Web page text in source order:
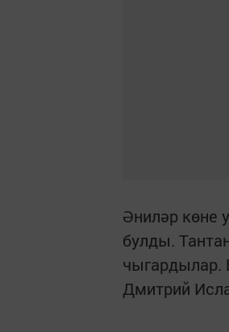
Әниләр көне
булды.
чыгардылар.
Дмитрий